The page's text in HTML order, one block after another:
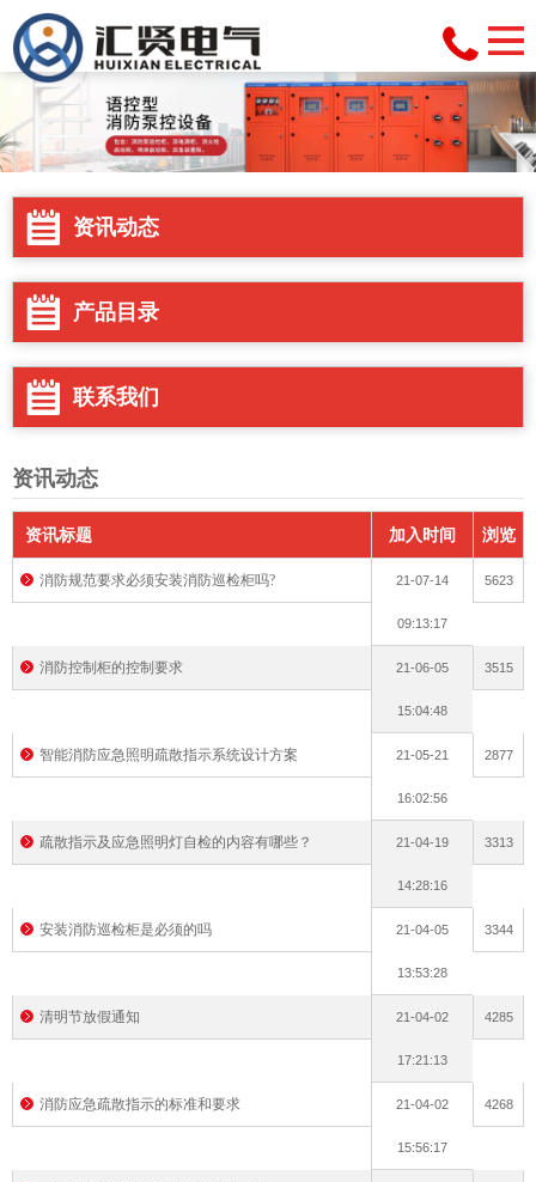
资讯动态
产品目录
联系我们
资讯动态
资讯标题 加入时间 浏览
次数
消防规范要求必须安装消防巡检柜吗? 21-07-14
09:13:17
5623
消防控制柜的控制要求 21-06-05
15:04:48
3515
智能消防应急照明疏散指示系统设计方案 21-05-21
16:02:56
2877
疏散指示及应急照明灯自检的内容有哪些？ 21-04-19
14:28:16
3313
安装消防巡检柜是必须的吗 21-04-05
13:53:28
3344
清明节放假通知 21-04-02
17:21:13
4285
消防应急疏散指示的标准和要求 21-04-02
15:56:17
4268